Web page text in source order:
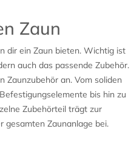
Zaun
dir ein Zaun bieten. Wichtig ist
auch das passende Zubehör.
an. Vom soliden
bis hin zu
Zubehörteil trägt zur
gesamten Zaunanlage bei.